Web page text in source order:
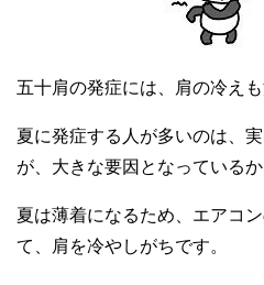
五十肩の発症には、肩の冷え
夏に発症する人が多いのは、
が、大きな要因となっているか
夏は薄着になるため、エアコ
て、肩を冷やしがちです。